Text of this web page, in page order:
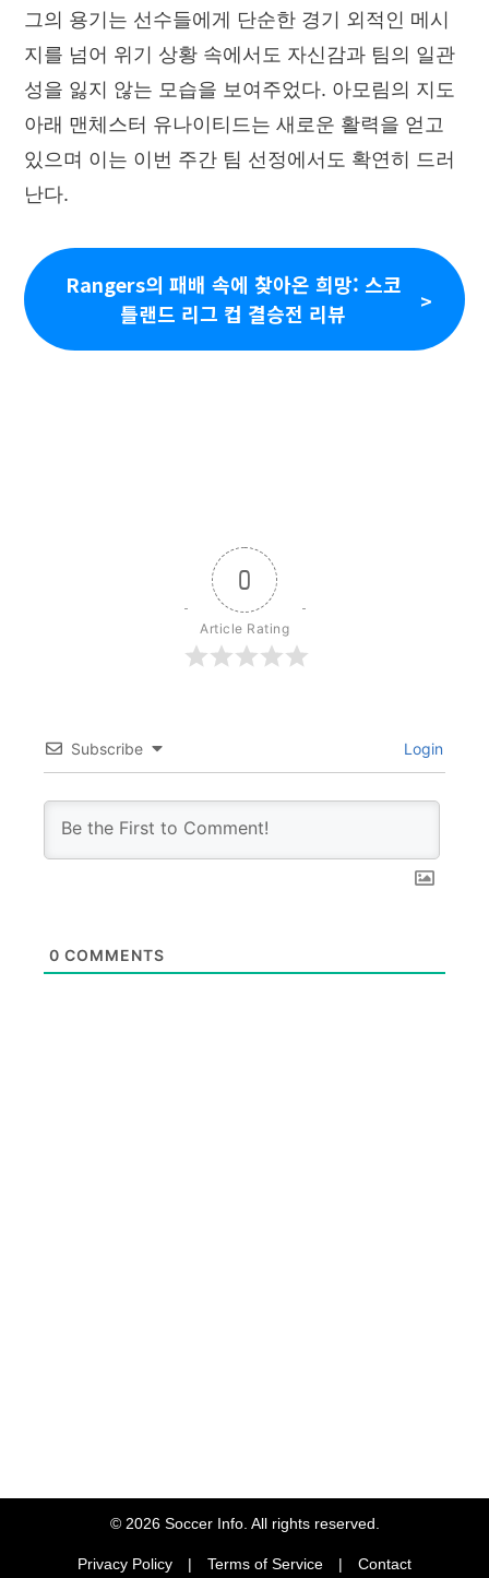
그의 용기는 선수들에게 단순한 경기 외적인 메시
지를 넘어 위기 상황 속에서도 자신감과 팀의 일관
성을 잃지 않는 모습을 보여주었다. 아모림의 지도
아래 맨체스터 유나이티드는 새로운 활력을 얻고
있으며 이는 이번 주간 팀 선정에서도 확연히 드러
난다.
Rangers의 패배 속에 찾아온 희망: 스코
틀랜드 리그 컵 결승전 리뷰
0
Article Rating
Subscribe Login
0 COMMENTS
© 2026 Soccer Info. All rights reserved.
Privacy Policy | Terms of Service | Contact